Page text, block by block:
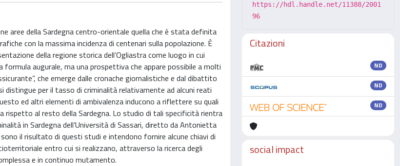
aree della Sardegna centro-orientale quella che è stata definita
con la massima incidenza di centenari sulla popolazione. È
della regione storica dell’Ogliastra come luogo in cui
augurale, ma una prospettiva che appare possibile a molti
che emerge dalle cronache giornalistiche e dal dibattito
per il tasso di criminalità relativamente ad alcuni reati
ed altri elementi di ambivalenza inducono a riflettere su quali
rispetto al resto della Sardegna. Lo studio di tali specificità rientra
in Sardegna dell’Università di Sassari, diretto da Antonietta
il risultato di questi studi e intendono fornire alcune chiavi di
entro cui si realizzano, attraverso la ricerca degli
e in continuo mutamento.
https://hdl.handle.net/11388/2001
96
Citazioni
ND
ND
ND
social impact